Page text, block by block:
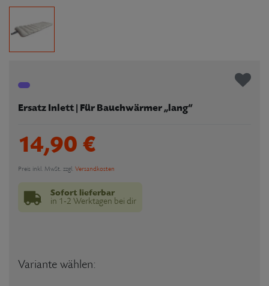
Ersatz Inlett | Für Bauchwärmer „lang“
14,90 €
Preis inkl. MwSt. zzgl. Versandkosten
Sofort lieferbar
in 1-2 Werktagen bei dir
Variante wählen: